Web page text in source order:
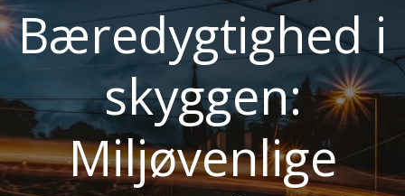
Bæredygtighed i
skyggen:
Miljøvenlige